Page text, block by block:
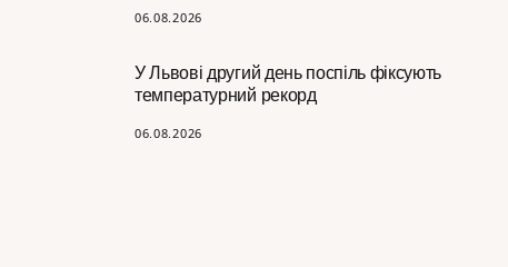
06.08.2026
У Львові другий день поспіль фіксують
температурний рекорд
06.08.2026